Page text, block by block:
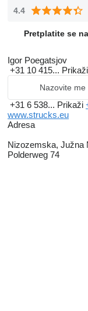
4.4
Pretplatite se
Igor Poegatsjov
+31 10 415... Prikaži
Nazovite me
+31 6 538... Prikaži
www.strucks.eu
Adresa
Nizozemska, Južna
Polderweg 74